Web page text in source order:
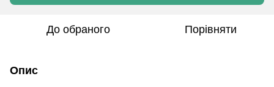
До обраного Порівняти
Опис